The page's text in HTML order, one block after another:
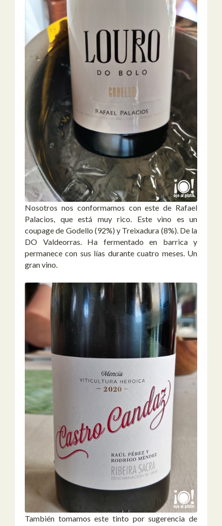
Nosotros nos conformamos con este de Rafael
Palacios, que está muy rico. Este vino es un
coupage de Godello (92%) y Treixadura (8%). De la
DO Valdeorras. Ha fermentado en barrica y
permanece con sus lías durante cuatro meses. Un
gran vino.
También tomamos este tinto por sugerencia de